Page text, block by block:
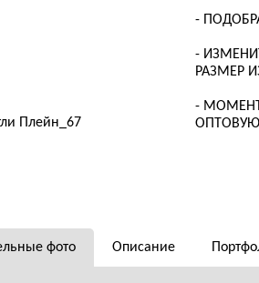
Плейн_67
-
-
РАЗМЕР
-
фото Описание